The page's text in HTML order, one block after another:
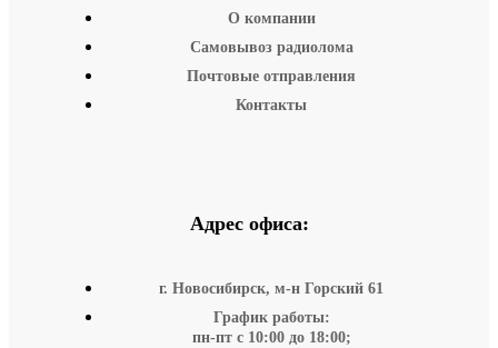
О компании
Самовывоз радиолома
Почтовые отправления
Контакты
Адрес офиса:
г. Новосибирск, м-н Горский 61
График работы:
пн-пт с 10:00 до 18:00;